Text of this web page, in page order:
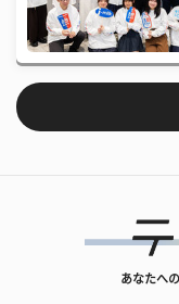
あなたへ